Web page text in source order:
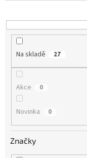
k
t
Na skladě 27
Akce 0
Novinka 0
Značky